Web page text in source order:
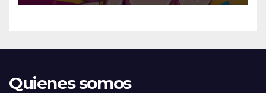
Quienes somos